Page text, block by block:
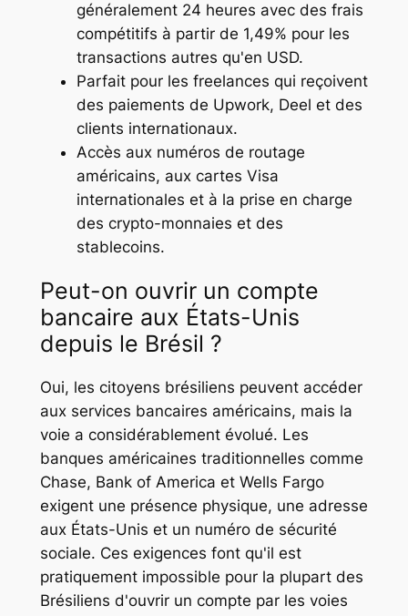
généralement 24 heures avec des frais
compétitifs à partir de 1,49% pour les
transactions autres qu'en USD.
Parfait pour les freelances qui reçoivent
des paiements de Upwork, Deel et des
clients internationaux.
Accès aux numéros de routage
américains, aux cartes Visa
internationales et à la prise en charge
des crypto-monnaies et des
stablecoins.
Peut-on ouvrir un compte
bancaire aux États-Unis
depuis le Brésil ?
Oui, les citoyens brésiliens peuvent accéder
aux services bancaires américains, mais la
voie a considérablement évolué. Les
banques américaines traditionnelles comme
Chase, Bank of America et Wells Fargo
exigent une présence physique, une adresse
aux États-Unis et un numéro de sécurité
sociale. Ces exigences font qu'il est
pratiquement impossible pour la plupart des
Brésiliens d'ouvrir un compte par les voies